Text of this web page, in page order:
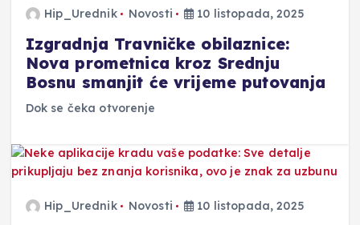
Hip_Urednik Novosti 10 listopada, 2025
Izgradnja Travničke obilaznice:
Nova prometnica kroz Srednju
Bosnu smanjit će vrijeme putovanja
Dok se čeka otvorenje
Hip_Urednik Novosti 10 listopada, 2025